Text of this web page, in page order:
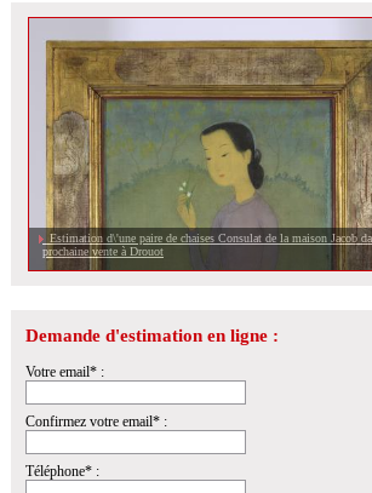
Estimation d\'une paire de chaises Consulat de la maison Jacob
prochaine vente à Drouot
Demande d'estimation en ligne :
Votre email* :
Confirmez votre email* :
Téléphone* :